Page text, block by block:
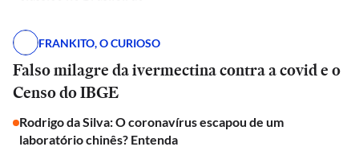
FRANKITO, O CURIOSO
Falso milagre da ivermectina contra a covid e o
Censo do IBGE
Rodrigo da Silva: O coronavírus escapou de um
laboratório chinês? Entenda